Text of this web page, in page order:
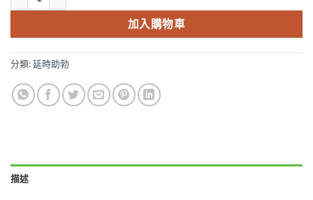
加入購物車
分類:延時助勃
描述